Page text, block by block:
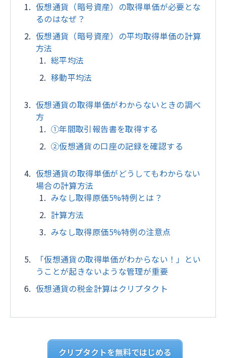
仮想通貨（暗号資産）の取得単価が必要とな
るのはなぜ？
仮想通貨（暗号資産）の平均取得単価の計算
方法
総平均法
移動平均法
仮想通貨の取得単価がわからないときの調べ
方
①年間取引報告書を取得する
②仮想通貨の口座の記録を確認する
仮想通貨の取得単価がどうしてもわからない
場合の計算方法
みなし取得原価5%特例とは？
計算方法
みなし取得原価5%特例の注意点
「仮想通貨の取得単価がわからない！」とい
うことが起きないような管理が重要
仮想通貨の税金計算はクリプタクト
クリプタクトを無料ではじめる